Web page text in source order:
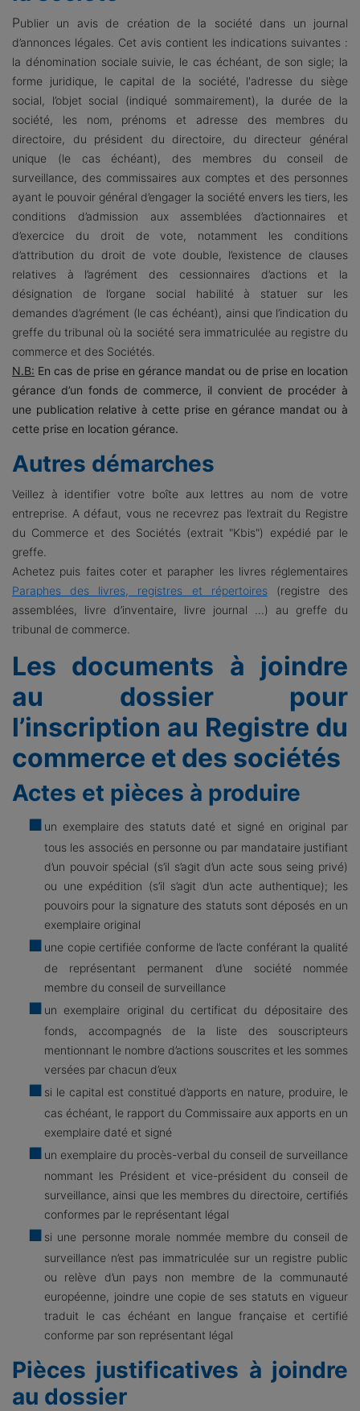
Publier un avis de création de la société dans un journal
d’annonces légales. Cet avis contient les indications suivantes :
la dénomination sociale suivie, le cas échéant, de son sigle; la
forme juridique, le capital de la société, l'adresse du siège
social, l’objet social (indiqué sommairement), la durée de la
société, les nom, prénoms et adresse des membres du
directoire, du président du directoire, du directeur général
unique (le cas échéant), des membres du conseil de
surveillance, des commissaires aux comptes et des personnes
ayant le pouvoir général d’engager la société envers les tiers, les
conditions d’admission aux assemblées d’actionnaires et
d’exercice du droit de vote, notamment les conditions
d’attribution du droit de vote double, l’existence de clauses
relatives à l’agrément des cessionnaires d’actions et la
désignation de l’organe social habilité à statuer sur les
demandes d’agrément (le cas échéant), ainsi que l’indication du
greffe du tribunal où la société sera immatriculée au registre du
commerce et des Sociétés.
N.B: En cas de prise en gérance mandat ou de prise en location
gérance d’un fonds de commerce, il convient de procéder à
une publication relative à cette prise en gérance mandat ou à
cette prise en location gérance.
Autres démarches
Veillez à identifier votre boîte aux lettres au nom de votre
entreprise. A défaut, vous ne recevrez pas l’extrait du Registre
du Commerce et des Sociétés (extrait "Kbis") expédié par le
greffe.
Achetez puis faites coter et parapher les livres réglementaires
Paraphes des livres, registres et répertoires(registre des
assemblées, livre d’inventaire, livre journal ...) au greffe du
tribunal de commerce.
Les documents à joindre
au dossier pour
l’inscription au Registre du
commerce et des sociétés
Actes et pièces à produire
un exemplaire des statuts daté et signé en original par
tous les associés en personne ou par mandataire justifiant
d’un pouvoir spécial (s’il s’agit d’un acte sous seing privé)
ou une expédition (s’il s’agit d’un acte authentique); les
pouvoirs pour la signature des statuts sont déposés en un
exemplaire original
une copie certifiée conforme de l’acte conférant la qualité
de représentant permanent d’une société nommée
membre du conseil de surveillance
un exemplaire original du certificat du dépositaire des
fonds, accompagnés de la liste des souscripteurs
mentionnant le nombre d’actions souscrites et les sommes
versées par chacun d’eux
si le capital est constitué d’apports en nature, produire, le
cas échéant, le rapport du Commissaire aux apports en un
exemplaire daté et signé
un exemplaire du procès-verbal du conseil de surveillance
nommant les Président et vice-président du conseil de
surveillance, ainsi que les membres du directoire, certifiés
conformes par le représentant légal
si une personne morale nommée membre du conseil de
surveillance n’est pas immatriculée sur un registre public
ou relève d’un pays non membre de la communauté
européenne, joindre une copie de ses statuts en vigueur
traduit le cas échéant en langue française et certifié
conforme par son représentant légal
Pièces justificatives à joindre
au dossier